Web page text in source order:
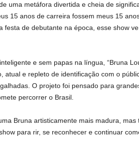
uma metáfora divertida e cheia de
15 anos de carreira fossem meus 15
festa de debutante na época, esse show
e sem papas na língua, “Bruna
atual e repleto de identificação com o
O projeto foi pensado para
percorrer o Brasil.
Bruna artisticamente mais madura,
para rir, se reconhecer e continuar